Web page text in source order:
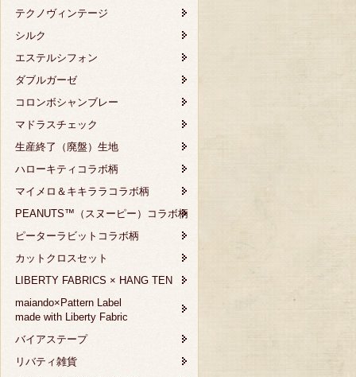
テクノヴィンテージ
シルク
エステルシフォン
ダブルガーゼ
コロンボシャンブレー
マドラスチェック
生産終了（廃盤）生地
ハローキティコラボ柄
マイメロ＆キキララコラボ柄
PEANUTS™（スヌーピー）コラボ柄
ピーターラビットコラボ柄
カットクロスセット
LIBERTY FABRICS × HANG TEN
maiando×Pattern Label
made with Liberty Fabric
バイアステープ
リバティ雑貨